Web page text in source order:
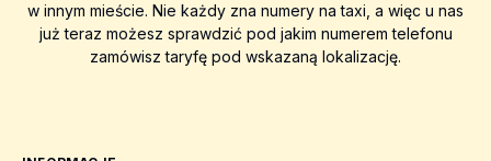
w innym mieście. Nie każdy zna numery na taxi, a więc u nas
już teraz możesz sprawdzić pod jakim numerem telefonu
zamówisz taryfę pod wskazaną lokalizację.